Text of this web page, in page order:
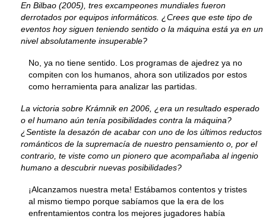
En Bilbao (2005), tres excampeones mundiales fueron
derrotados por equipos informáticos. ¿Crees que este tipo de
eventos hoy siguen teniendo sentido o la máquina está ya en un
nivel absolutamente insuperable?
No, ya no tiene sentido. Los programas de ajedrez ya no
compiten con los humanos, ahora son utilizados por estos
como herramienta para analizar las partidas.
La victoria sobre Krámnik en 2006, ¿era un resultado esperado
o el humano aún tenía posibilidades contra la máquina?
¿Sentiste la desazón de acabar con uno de los últimos reductos
románticos de la supremacía de nuestro pensamiento o, por el
contrario, te viste como un pionero que acompañaba al ingenio
humano a descubrir nuevas posibilidades?
¡Alcanzamos nuestra meta! Estábamos contentos y tristes
al mismo tiempo porque sabíamos que la era de los
enfrentamientos contra los mejores jugadores había